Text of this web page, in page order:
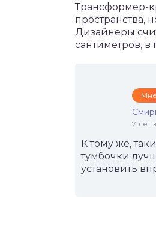
Трансформер-
пространства,
Дизайнеры
сантиметров, в
7 лет
К тому же,
тумбочки
установить